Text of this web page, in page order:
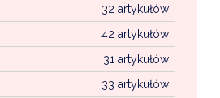
32 artykułów
42 artykułów
31 artykułów
33 artykułów